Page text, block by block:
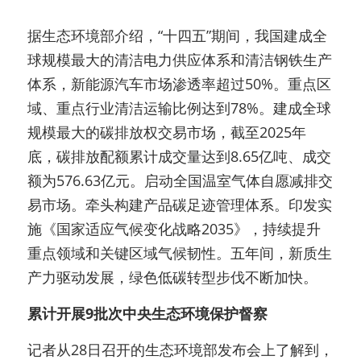
据生态环境部介绍，“十四五”期间，我国建成全
球规模最大的清洁电力供应体系和清洁钢铁生产
体系，新能源汽车市场渗透率超过50%。重点区
域、重点行业清洁运输比例达到78%。建成全球
规模最大的碳排放权交易市场，截至2025年
底，碳排放配额累计成交量达到8.65亿吨、成交
额为576.63亿元。启动全国温室气体自愿减排交
易市场。牵头构建产品碳足迹管理体系。印发实
施《国家适应气候变化战略2035》，持续提升
重点领域和关键区域气候韧性。五年间，新质生
产力驱动发展，绿色低碳转型步伐不断加快。
累计开展9批次中央生态环境保护督察
记者从28日召开的生态环境部发布会上了解到，